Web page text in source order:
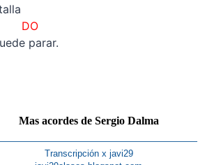
parar.
Mas acordes de Sergio Dalma
Transcripción x javi29